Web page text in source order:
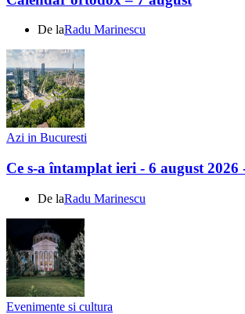
De laRadu Marinescu
Azi in Bucuresti
Ce s-a întamplat ieri - 6 august 2026
De laRadu Marinescu
Evenimente si cultura